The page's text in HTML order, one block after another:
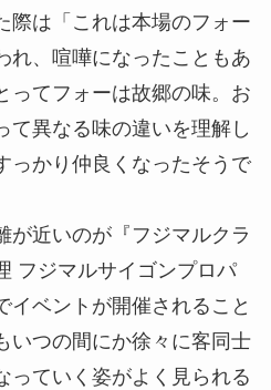
際は「これは本場のフォー
れ、喧嘩になったこともあ
ってフォーは故郷の味。お
て異なる味の違いを理解し
っかり仲良くなったそうで
が近いのが『フジマルクラ
フジマルサイゴンプロパ
イベントが開催されること
いつの間にか徐々に客同士
っていく姿がよく見られる